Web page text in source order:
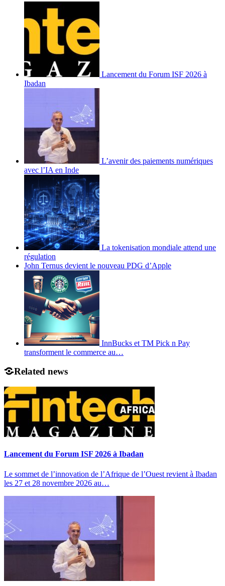
Lancement du Forum ISF 2026 à
Ibadan
L’avenir des paiements numériques
avec l’IA en Inde
La tokenisation mondiale attend une
régulation
John Ternus devient le nouveau PDG d’Apple
InnBucks et TM Pick n Pay
transforment le commerce au…
Related news
Lancement du Forum ISF 2026 à Ibadan
Le sommet de l’innovation de l’Afrique de l’Ouest revient à Ibadan
les 27 et 28 novembre 2026 au…